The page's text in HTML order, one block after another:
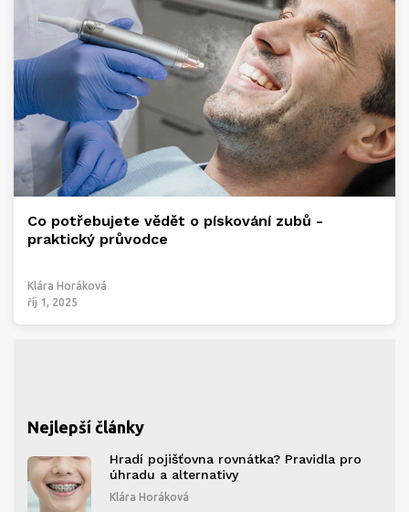
Co potřebujete vědět o pískování zubů -
praktický průvodce
Klára Horáková
říj 1, 2025
Nejlepší články
Hradí pojišťovna rovnátka? Pravidla pro
úhradu a alternativy
Klára Horáková